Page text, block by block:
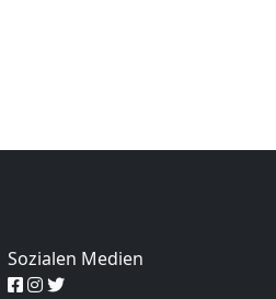
Sozialen Medien